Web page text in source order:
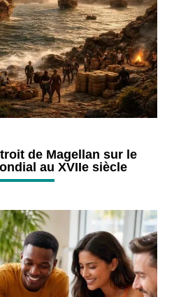
de Magellan sur le
au XVIIe siècle